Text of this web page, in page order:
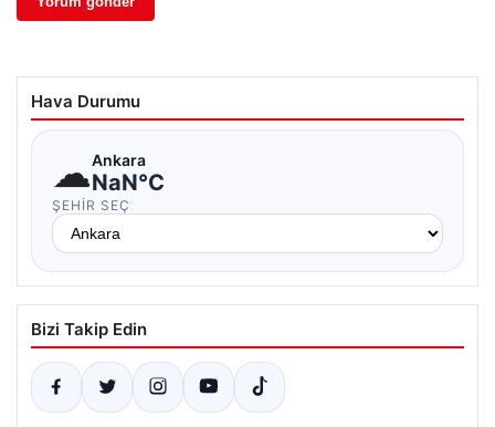
Hava Durumu
☁Ankara
NaN°C
ŞEHIR SEÇ
Bizi Takip Edin